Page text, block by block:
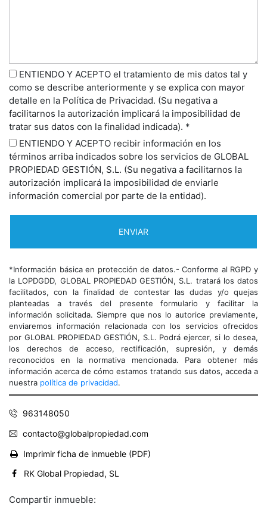
ENTIENDO Y ACEPTO el tratamiento de mis datos tal y
como se describe anteriormente y se explica con mayor
detalle en la Política de Privacidad. (Su negativa a
facilitarnos la autorización implicará la imposibilidad de
tratar sus datos con la finalidad indicada). *
ENTIENDO Y ACEPTO recibir información en los
términos arriba indicados sobre los servicios de GLOBAL
PROPIEDAD GESTIÓN, S.L. (Su negativa a facilitarnos la
autorización implicará la imposibilidad de enviarle
información comercial por parte de la entidad).
*Información básica en protección de datos.- Conforme al RGPD y
la LOPDGDD, GLOBAL PROPIEDAD GESTIÓN, S.L. tratará los datos
facilitados, con la finalidad de contestar las dudas y/o quejas
planteadas a través del presente formulario y facilitar la
información solicitada. Siempre que nos lo autorice previamente,
enviaremos información relacionada con los servicios ofrecidos
por GLOBAL PROPIEDAD GESTIÓN, S.L. Podrá ejercer, si lo desea,
los derechos de acceso, rectificación, supresión, y demás
reconocidos en la normativa mencionada. Para obtener más
información acerca de cómo estamos tratando sus datos, acceda a
nuestra política de privacidad.
963148050
contacto@globalpropiedad.com
Imprimir ficha de inmueble (PDF)
RK Global Propiedad, SL
Compartir inmueble: